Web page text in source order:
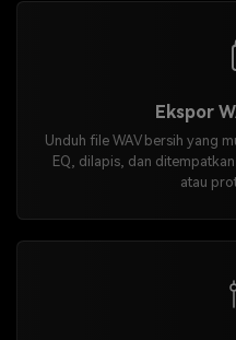
Ekspor
Unduh file WAV bersih yang
EQ, dilapis, dan
atau